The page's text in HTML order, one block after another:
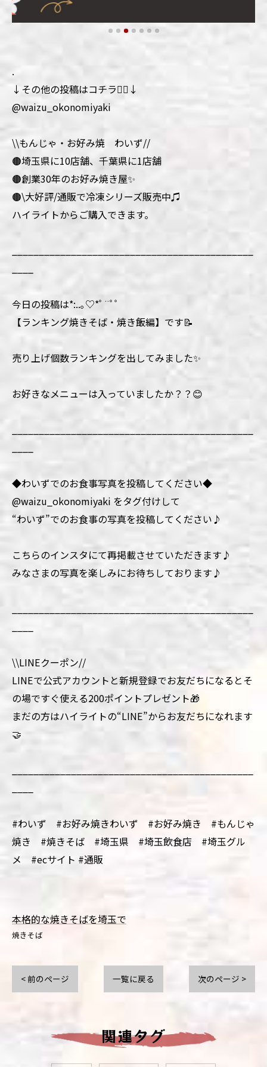
.
↓その他の投稿はコチラ💁‍♀️↓
@waizu_okonomiyaki
\\もんじゃ・お好み焼 わいず//
🟤埼玉県に10店舗、千葉県に1店舗
🟤創業30年のお好み焼き屋✨
🟤\大好評/通販で冷凍シリーズ販売中♫
ハイライトからご購入できます。
_____________________________________________
今日の投稿は*:..｡♡*ﾟ¨ﾟﾟ
【ランキング焼きそば・焼き飯編】です📝
売り上げ個数ランキングを出してみました✨
お好きなメニューは入っていましたか？？😊
◆わいずでのお食事写真を投稿してください◆
@waizu_okonomiyaki をタグ付けして
“わいず”でのお食事の写真を投稿してください♪
こちらのインスタにて再掲載させていただきます♪
みなさまの写真を楽しみにお待ちしております♪
\\LINEクーポン//
LINEで公式アカウントと新規登録でお友だちになるとそ
の場ですぐ使える200ポイントプレゼント🎁
まだの方はハイライトの“LINE”からお友だちになれます
🤝
#わいず #お好み焼きわいず #お好み焼き #もんじゃ
焼き #焼きそば #埼玉県 #埼玉飲食店 #埼玉グル
メ #ecサイト #通販
本格的な焼きそばを埼玉で
焼きそば
< 前のページ 一覧に戻る 次のページ >
関連タグ